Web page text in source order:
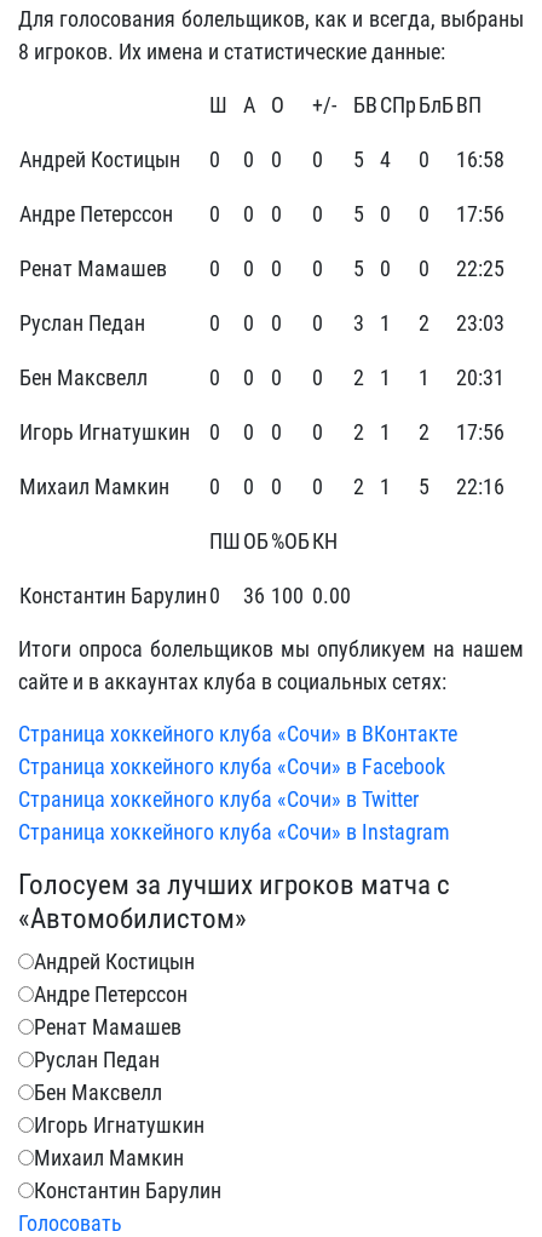
Для голосования болельщиков, как и всегда, выбраны
8 игроков. Их имена и статистические данные:
Ш А О +/- БВСПрБлБВП
Андрей Костицын 0 0 0 0 5 4 0 16:58
Андре Петерссон 0 0 0 0 5 0 0 17:56
Ренат Мамашев 0 0 0 0 5 0 0 22:25
Руслан Педан 0 0 0 0 3 1 2 23:03
Бен Максвелл 0 0 0 0 2 1 1 20:31
Игорь Игнатушкин 0 0 0 0 2 1 2 17:56
Михаил Мамкин 0 0 0 0 2 1 5 22:16
ПШОБ%ОБКН
Константин Барулин0 36 100 0.00
Итоги опроса болельщиков мы опубликуем на нашем
сайте и в аккаунтах клуба в социальных сетях:
Страница хоккейного клуба «Сочи» в ВКонтакте
Страница хоккейного клуба «Сочи» в Facebook
Страница хоккейного клуба «Сочи» в Twitter
Страница хоккейного клуба «Сочи» в Instagram
Голосуем за лучших игроков матча с
«Автомобилистом»
Андрей Костицын
Андре Петерссон
Ренат Мамашев
Руслан Педан
Бен Максвелл
Игорь Игнатушкин
Михаил Мамкин
Константин Барулин
Голосовать